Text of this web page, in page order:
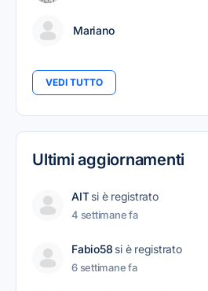
Mariano
VEDI TUTTO
Ultimi aggiornamenti
AIT si è registrato
4 settimane fa
Fabio58 si è registrato
6 settimane fa